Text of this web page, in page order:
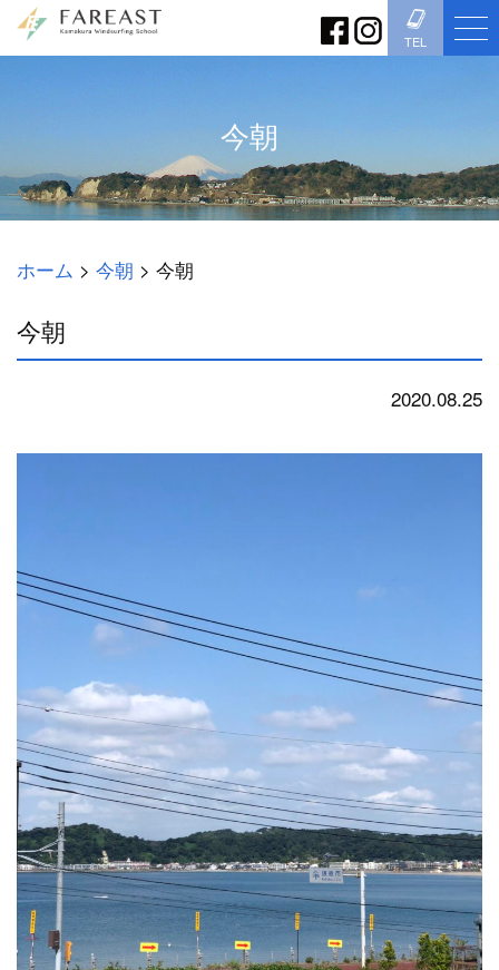
TEL
今朝
ホーム > 今朝 > 今朝
今朝
2020.08.25